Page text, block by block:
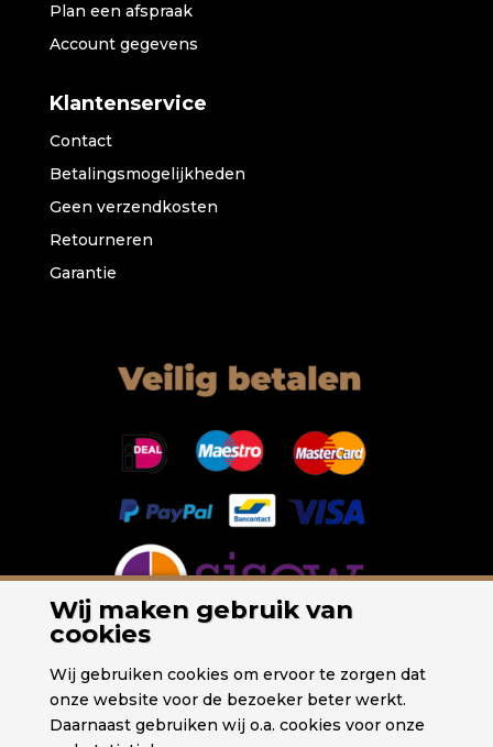
Plan een afspraak
Account gegevens
Klantenservice
Contact
Betalingsmogelijkheden
Geen verzendkosten
Retourneren
Garantie
Wij maken gebruik van
cookies
Wij gebruiken cookies om ervoor te zorgen dat
onze website voor de bezoeker beter werkt.
Daarnaast gebruiken wij o.a. cookies voor onze